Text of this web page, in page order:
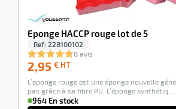
Eponge HACCP rouge lot de 5
Ref: 228100102
8 avis
2,95 € HT
HT
L’éponge rouge est une éponge nouvelle
pas grâce à sa fibre PU. L’éponge synthétiq…
964 En stock